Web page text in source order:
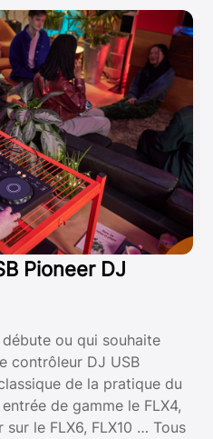
Pioneer DJ
ou qui souhaite
contrôleur DJ USB
de la pratique du
de gamme le FLX4,
le FLX6, FLX10 … Tous